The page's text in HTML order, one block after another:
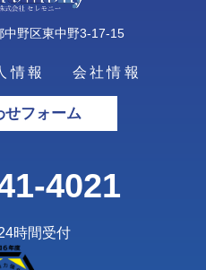
野区東中野3-17-15
情報 会社情報
せフォーム
4021
時間受付